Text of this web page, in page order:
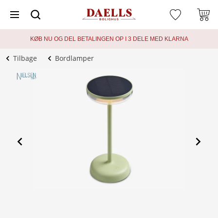
KØB NU OG DEL BETALINGEN OP I 3 DELE MED KLARNA
Tilbage Bordlamper